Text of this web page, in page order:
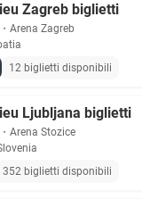
Zagreb biglietti
・ Arena Zagreb
12 biglietti disponibili
Ljubljana biglietti
・ Arena Stozice
352 biglietti disponibili